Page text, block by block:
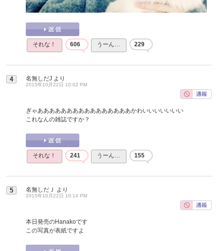
それな！ 606 うーん… 229
4 名無しだJ より
2015年10月22日 10:02 PM
ぎゃああああああああああああああああかわいいいいいいい
これなんの雑誌ですか？
それな！ 241 うーん… 155
5 名無しだＪ より
2015年10月22日 10:14 PM
本日発売のHanakoです
この写真が表紙ですよ